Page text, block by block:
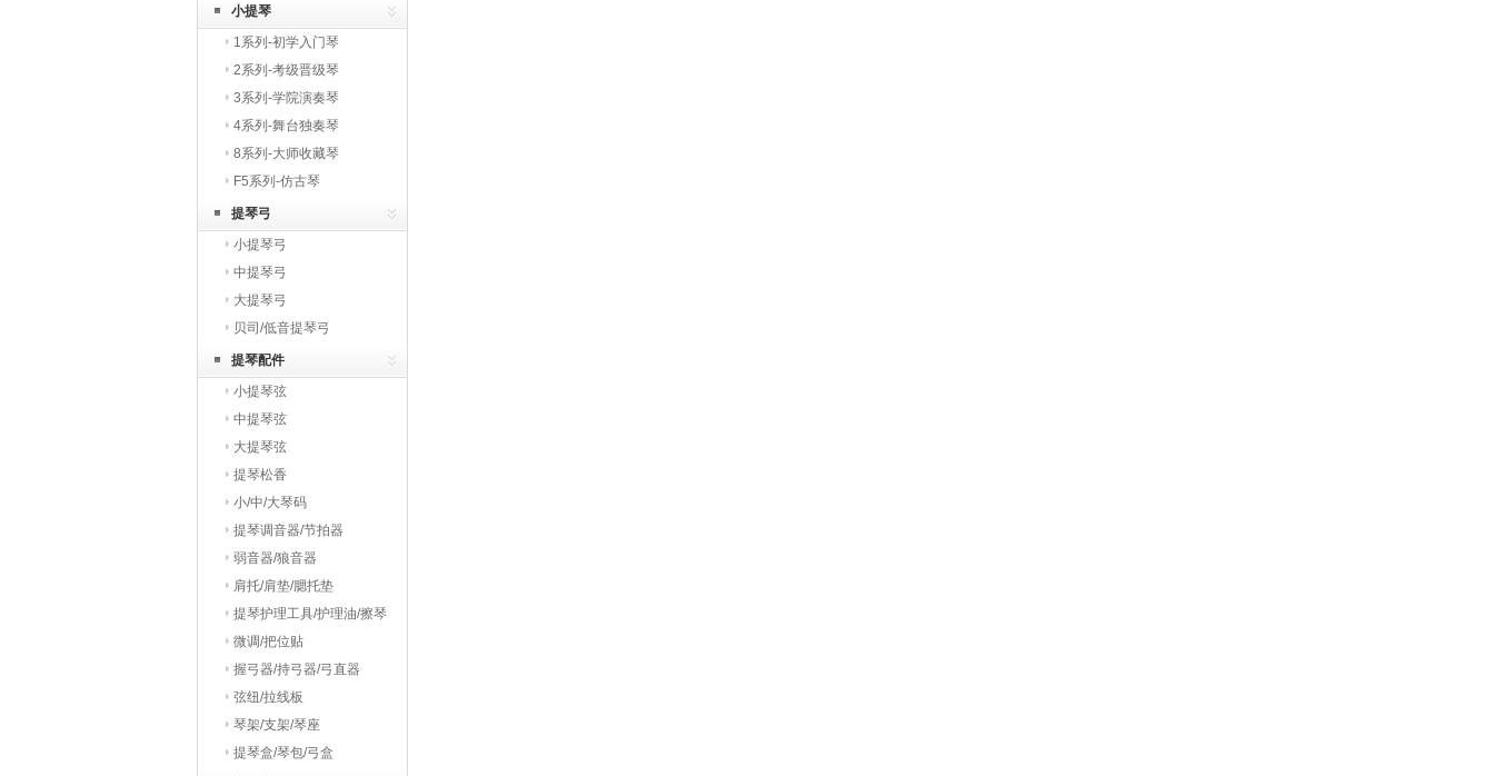
小提琴
1系列-初学入门琴
2系列-考级晋级琴
3系列-学院演奏琴
4系列-舞台独奏琴
8系列-大师收藏琴
F5系列-仿古琴
提琴弓
小提琴弓
中提琴弓
大提琴弓
贝司/低音提琴弓
提琴配件
小提琴弦
中提琴弦
大提琴弦
提琴松香
小/中/大琴码
提琴调音器/节拍器
弱音器/狼音器
肩托/肩垫/腮托垫
提琴护理工具/护理油/擦琴
布微调/把位贴
握弓器/持弓器/弓直器
弦纽/拉线板
琴架/支架/琴座
提琴盒/琴包/弓盒